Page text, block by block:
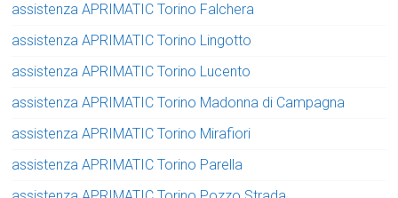
assistenza APRIMATIC Torino Falchera
assistenza APRIMATIC Torino Lingotto
assistenza APRIMATIC Torino Lucento
assistenza APRIMATIC Torino Madonna di Campagna
assistenza APRIMATIC Torino Mirafiori
assistenza APRIMATIC Torino Parella